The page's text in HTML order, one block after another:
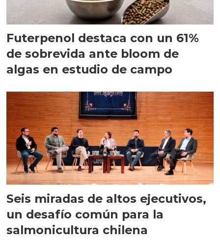
Futerpenol destaca con un 61%
de sobrevida ante bloom de
algas en estudio de campo
Seis miradas de altos ejecutivos,
un desafío común para la
salmonicultura chilena